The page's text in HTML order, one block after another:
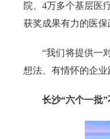
院、4万多个基层医
获奖成果有力的医保
“我们将提供一
想法、有情怀的企业
长沙“六个一批